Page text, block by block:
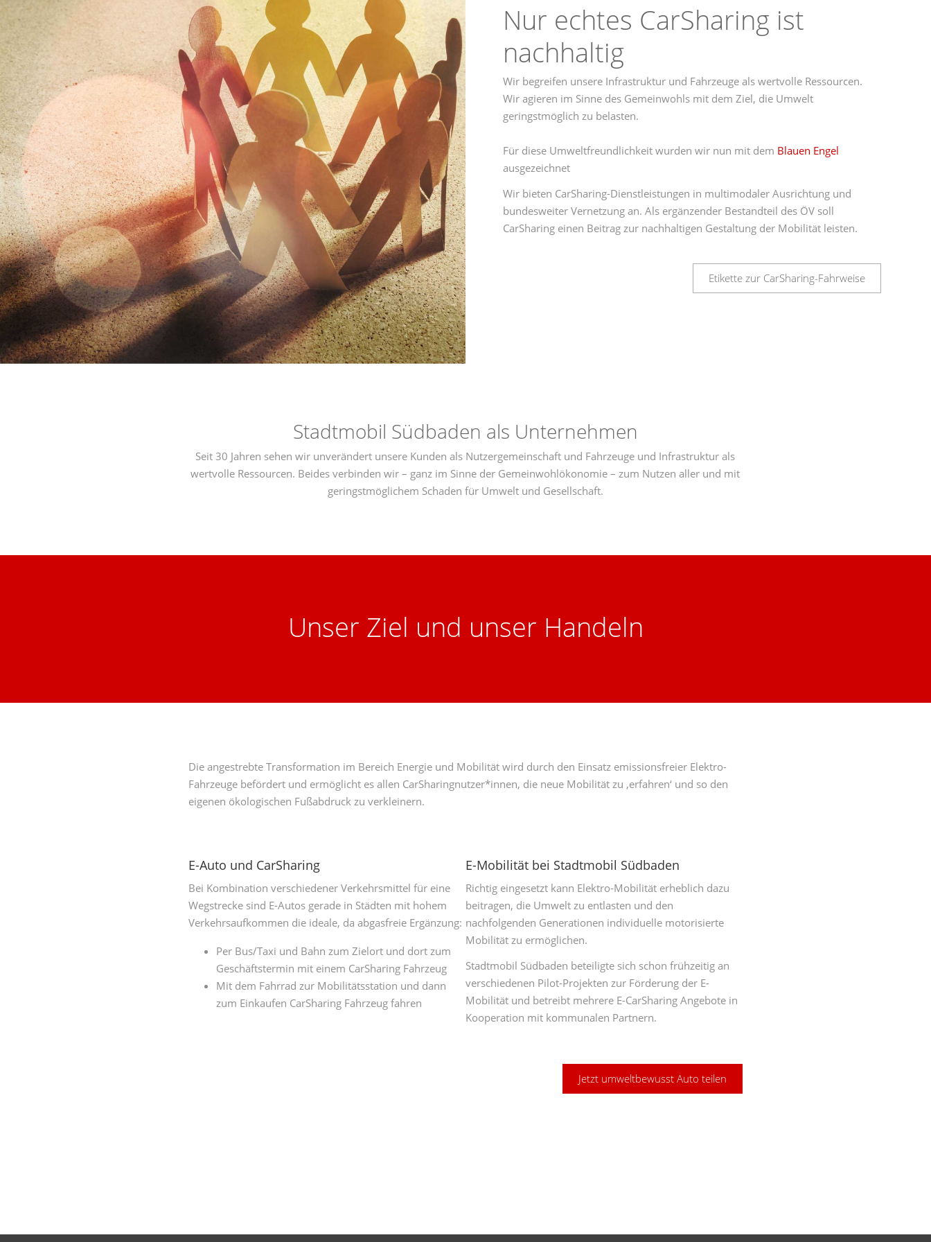
Nur echtes CarSharing ist
nachhaltig
Wir begreifen unsere Infrastruktur und Fahrzeuge als wertvolle Ressourcen.
Wir agieren im Sinne des Gemeinwohls mit dem Ziel, die Umwelt
geringstmöglich zu belasten.
Für diese Umweltfreundlichkeit wurden wir nun mit dem Blauen Engel
ausgezeichnet
Wir bieten CarSharing-Dienstleistungen in multimodaler Ausrichtung und
bundesweiter Vernetzung an. Als ergänzender Bestandteil des ÖV soll
CarSharing einen Beitrag zur nachhaltigen Gestaltung der Mobilität leisten.
Etikette zur CarSharing-Fahrweise
Stadtmobil Südbaden als Unternehmen
Seit 30 Jahren sehen wir unverändert unsere Kunden als Nutzergemeinschaft und Fahrzeuge und Infrastruktur als
wertvolle Ressourcen. Beides verbinden wir – ganz im Sinne der Gemeinwohlökonomie – zum Nutzen aller und mit
geringstmöglichem Schaden für Umwelt und Gesellschaft.
Unser Ziel und unser Handeln
Die angestrebte Transformation im Bereich Energie und Mobilität wird durch den Einsatz emissionsfreier Elektro-
Fahrzeuge befördert und ermöglicht es allen CarSharingnutzer*innen, die neue Mobilität zu ‚erfahren‘ und so den
eigenen ökologischen Fußabdruck zu verkleinern.
E-Auto und CarSharing
Bei Kombination verschiedener Verkehrsmittel für eine
Wegstrecke sind E-Autos gerade in Städten mit hohem
Verkehrsaufkommen die ideale, da abgasfreie Ergänzung:
Per Bus/Taxi und Bahn zum Zielort und dort zum
Geschäftstermin mit einem CarSharing Fahrzeug
Mit dem Fahrrad zur Mobilitätsstation und dann
zum Einkaufen CarSharing Fahrzeug fahren
E-Mobilität bei Stadtmobil Südbaden
Richtig eingesetzt kann Elektro-Mobilität erheblich dazu
beitragen, die Umwelt zu entlasten und den
nachfolgenden Generationen individuelle motorisierte
Mobilität zu ermöglichen.
Stadtmobil Südbaden beteiligte sich schon frühzeitig an
verschiedenen Pilot-Projekten zur Förderung der E-
Mobilität und betreibt mehrere E-CarSharing Angebote in
Kooperation mit kommunalen Partnern.
Jetzt umweltbewusst Auto teilen